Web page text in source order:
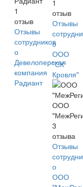
1
отзыв
Отзывы
сотрудников
о
Девелоперская
компания
Радиант
1
отзыв
Отзывы
о
ООО
"СК
Кровля"
ООО
3
отзыва
Отзывы
о
ООО